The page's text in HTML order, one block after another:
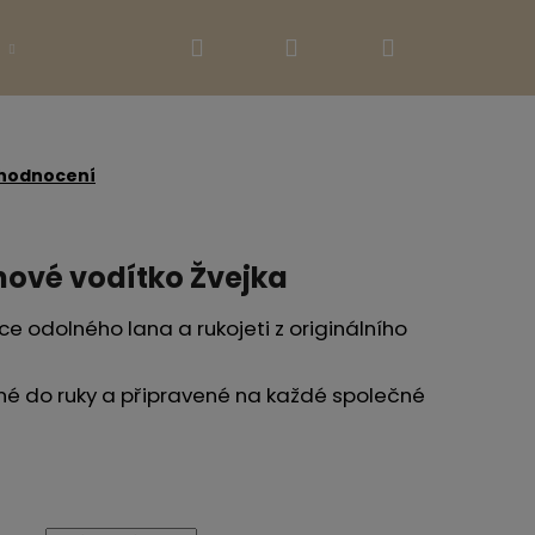
Kontakty Přihlášení
vodítko Žvejka
odolného lana a rukojeti z originálního
do ruky a připravené na každé společné